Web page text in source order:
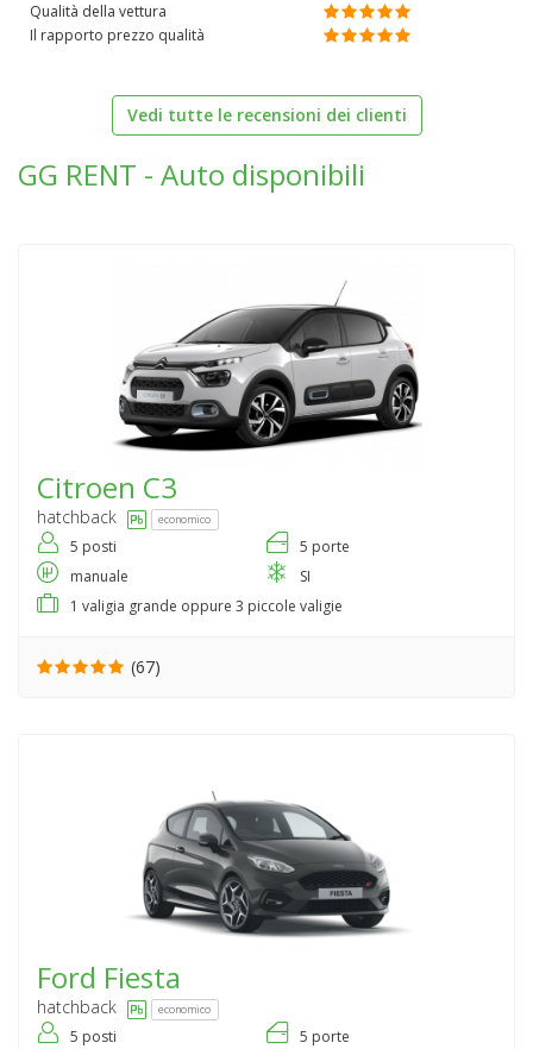
Qualità della vettura
Il rapporto prezzo qualità
Vedi tutte le recensioni dei clienti
GG RENT - Auto disponibili
Citroen C3
hatchback economico
5 posti
5 porte
manuale
SI
1 valigia grande oppure 3 piccole valigie
(67)
Ford Fiesta
hatchback economico
5 posti
5 porte